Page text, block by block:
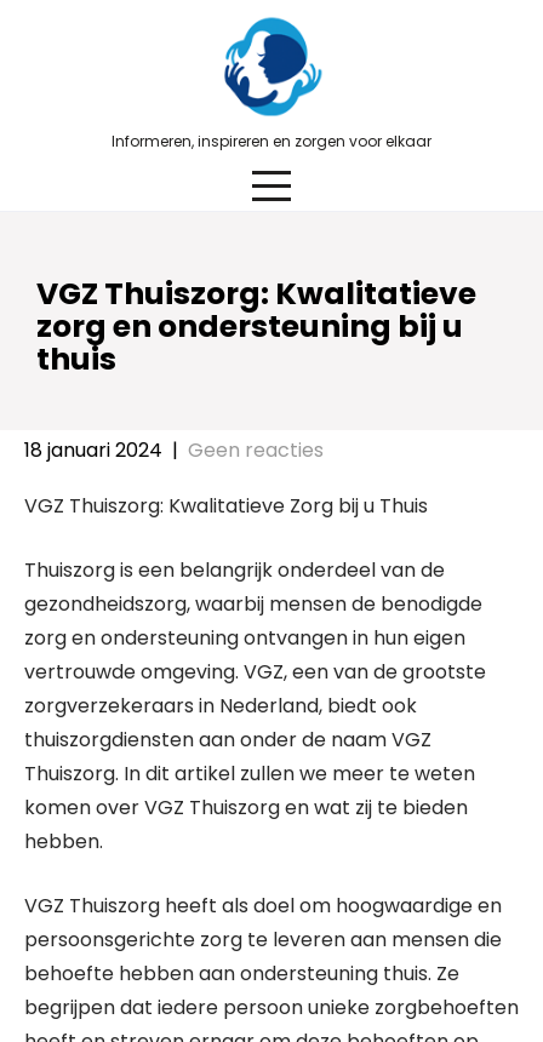
Informeren, inspireren en zorgen voor elkaar
VGZ Thuiszorg: Kwalitatieve
zorg en ondersteuning bij u
thuis
18 januari 2024 | Geen reacties
VGZ Thuiszorg: Kwalitatieve Zorg bij u Thuis
Thuiszorg is een belangrijk onderdeel van de
gezondheidszorg, waarbij mensen de benodigde
zorg en ondersteuning ontvangen in hun eigen
vertrouwde omgeving. VGZ, een van de grootste
zorgverzekeraars in Nederland, biedt ook
thuiszorgdiensten aan onder de naam VGZ
Thuiszorg. In dit artikel zullen we meer te weten
komen over VGZ Thuiszorg en wat zij te bieden
hebben.
VGZ Thuiszorg heeft als doel om hoogwaardige en
persoonsgerichte zorg te leveren aan mensen die
behoefte hebben aan ondersteuning thuis. Ze
begrijpen dat iedere persoon unieke zorgbehoeften